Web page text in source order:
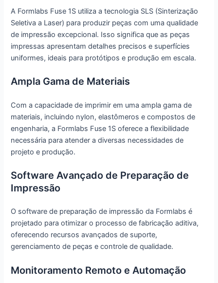
A Formlabs Fuse 1S utiliza a tecnologia SLS (Sinterização
Seletiva a Laser) para produzir peças com uma qualidade
de impressão excepcional. Isso significa que as peças
impressas apresentam detalhes precisos e superfícies
uniformes, ideais para protótipos e produção em escala.
Ampla Gama de Materiais
Com a capacidade de imprimir em uma ampla gama de
materiais, incluindo nylon, elastômeros e compostos de
engenharia, a Formlabs Fuse 1S oferece a flexibilidade
necessária para atender a diversas necessidades de
projeto e produção.
Software Avançado de Preparação de
Impressão
O software de preparação de impressão da Formlabs é
projetado para otimizar o processo de fabricação aditiva,
oferecendo recursos avançados de suporte,
gerenciamento de peças e controle de qualidade.
Monitoramento Remoto e Automação